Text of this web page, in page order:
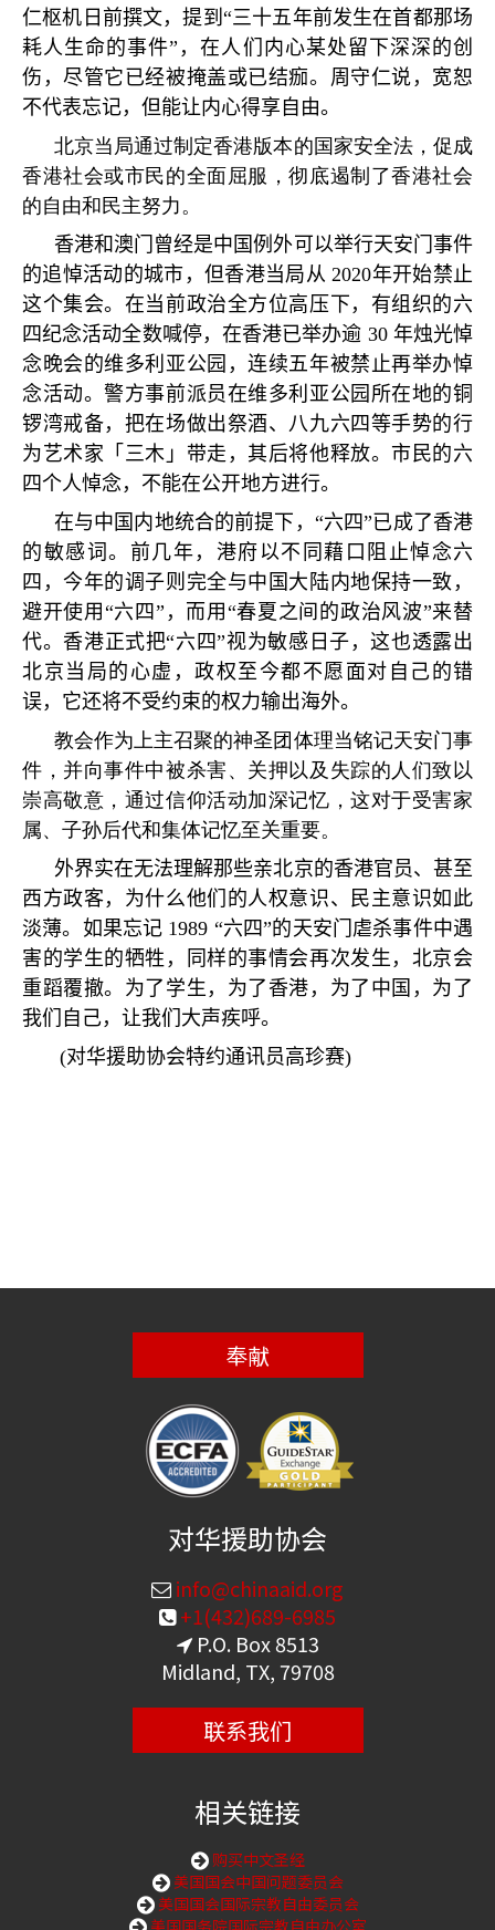
仁枢机日前撰文，提到 “三十五年前发生在首都那场
耗人生命的事件” ，在人们内心某处留下深深的创
伤，尽管它已经被掩盖或已结痂。周守仁说，宽恕
不代表忘记，但能让内心得享自由。
北京当局通过制定香港版本的国家安全法，促成
香港社会或市民的全面屈服，彻底遏制了香港社会
的自由和民主努力。
香港和澳门曾经是中国例外可以举行天安门事件
的追悼活动的城市，但香港当局从 2020年开始禁止
这个集会。在当前政治全方位高压下，有组织的六
四纪念活动全数喊停，在香港已举办逾 30 年烛光悼
念晚会的维多利亚公园，连续五年被禁止再举办悼
念活动。警方事前派员在维多利亚公园所在地的铜
锣湾戒备，把在场做出祭酒、八九六四等手势的行
为艺术家「三木」带走，其后将他释放。市民的六
四个人悼念，不能在公开地方进行。
在与中国内地统合的前提下， “六四”已成了香港
的敏感词。前几年，港府以不同藉口阻止悼念六
四，今年的调子则完全与中国大陆内地保持一致，
避开使用 “六四 ” ，而用 “春夏之间的政治风波”来替
代。香港正式把“六四”视为敏感日子，这也透露出
北京当局的心虚，政权至今都不愿面对自己的错
误，它还将不受约束的权力输出海外。
教会作为上主召聚的神圣团体理当铭记天安门事
件，并向事件中被杀害、关押以及失踪的人们致以
崇高敬意，通过信仰活动加深记忆，这对于受害家
属、子孙后代和集体记忆至关重要。
外界实在无法理解那些亲北京的香港官员、甚至
西方政客，为什么他们的人权意识、民主意识如此
淡薄。如果忘记 1989 “六四”的天安门虐杀事件中遇
害的学生的牺牲，同样的事情会再次发生，北京会
重蹈覆撤。为了学生，为了香港，为了中国，为了
我们自己，让我们大声疾呼。
(对华援助协会特约通讯员高珍赛)
奉献
对华援助协会
info@chinaaid.org
+1(432)689-6985
P.O. Box 8513
Midland, TX, 79708
联系我们
相关链接
购买中文圣经
美国国会中国问题委员会
美国国会国际宗教自由委员会
美国国务院国际宗教自由办公室